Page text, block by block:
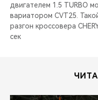
двигателем 1.5 TURBO
вариатором CVT25.
разгон кроссовера
сек